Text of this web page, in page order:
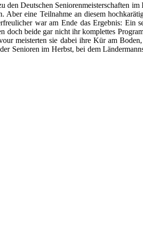
Deutschen Seniorenmeisterschaften im
Aber eine Teilnahme an diesem
war am Ende das Ergebnis: Ein
beide gar nicht ihr komplettes
meisterten sie dabei ihre Kür am
Senioren im Herbst, bei dem